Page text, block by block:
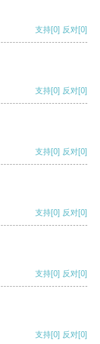
支持[0] 反对[0]
支持[0] 反对[0]
支持[0] 反对[0]
支持[0] 反对[0]
支持[0] 反对[0]
支持[0] 反对[0]